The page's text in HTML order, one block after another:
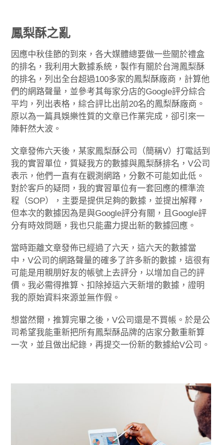
鳳梨酥之亂
因應中秋佳節的到來，各大媒體總要做一些關於禮盒
的排名，我利用大數據系統，製作有關於台灣鳳梨酥
的排名，列出全台超過100多家的鳳梨酥廠商，計算他
們的網路聲量，並參考其每家分店的Google評分綜合
平均，列出表格，綜合評比出前20名的鳳梨酥廠商。
原以為一篇具娛樂性質的文章已作業完成，卻引來一
陣軒然大波。
文章發佈六天後，某家鳳梨酥公司（簡稱V）打電話到
我的實習單位，質疑我方的數據與鳳梨酥排名，V公司
表示，他們一直有在觀測網路，分數不可能如此低。
對於客戶的疑問，我的實習單位有一套回應的標準流
程（SOP），主要是提供足夠的數據，並提出解釋，
但本次的數據因為是與Google評分有關，且Google評
分有時效問題，我也只能盡力提出新的數據回應。
當時距離文章發佈已經過了六天，這六天的數據當
中，V公司的網路聲量的確多了許多新的數據，這很有
可能是用親朋好友的帳號上去評分，以增加自己的評
價。我必需得推算、扣除掉這六天新增的數據，證明
我的原始資料來源並無作假。
想當然爾，推算完畢之後，V公司還是不買帳。於是公
司希望我能重新把所有鳳梨酥品牌的店家分數重新算
一次，並且做出紀錄，再提交一份新的數據給V公司。